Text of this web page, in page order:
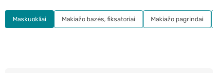
Maskuokliai Makiažo bazės, fiksatoriai Makiažo pagrindai